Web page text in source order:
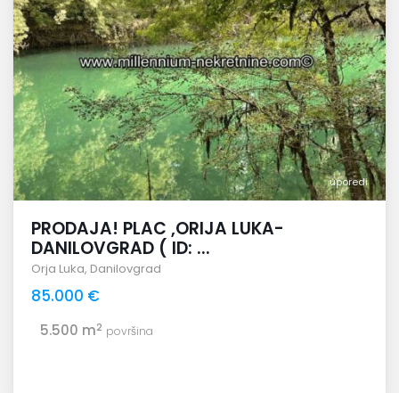
uporedi
PRODAJA! PLAC ,ORIJA LUKA-
DANILOVGRAD ( ID: ...
Orja Luka, Danilovgrad
85.000 €
5.500 m2 površina